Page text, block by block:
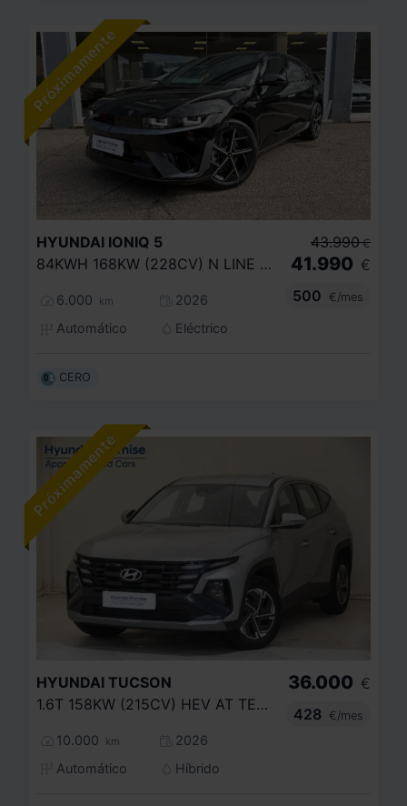
HYUNDAI IONIQ 5
84KWH 168KW (228CV) N LINE RWD
6.000 km
2026
Automático
Eléctrico
43.990 €
41.990 €
500
€/mes
CERO
HYUNDAI TUCSON
1.6T 158KW (215CV) HEV AT TECNO SKY
10.000 km
2026
Automático
Híbrido
36.000 €
428
€/mes